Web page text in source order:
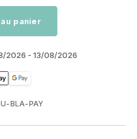
panier
2026 - 13/08/2026
BLA-PAY